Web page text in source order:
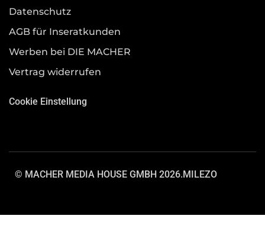
Datenschutz
AGB für Inseratkunden
Werben bei DIE MACHER
Vertrag widerrufen
Cookie Einstellung
© MACHER MEDIA HOUSE GMBH 2026.MILEZO